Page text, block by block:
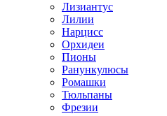
Лизиантус
Лилии
Нарцисс
Орхидеи
Пионы
Ранункулюсы
Ромашки
Тюльпаны
Фрезии